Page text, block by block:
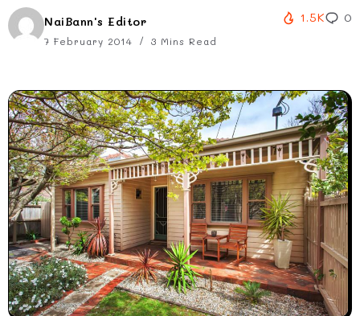
NaiBann's Editor
7 February 2014 3 Mins Read
1.5K 0